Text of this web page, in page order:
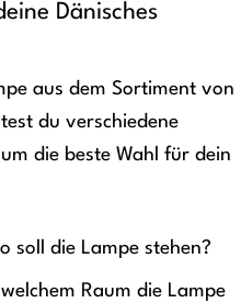
Dänisches
aus dem Sortiment von
du verschiedene
die beste Wahl für dein
soll die Lampe stehen?
Raum die Lampe